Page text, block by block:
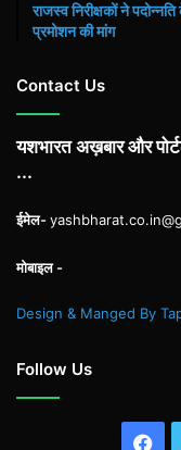
राजस्व निरीक्षकों ने
प्रमोशन की मांग
Contact Us
यशभारत अख़बार और
...
ईमेल-
मोबाइल -
Design & Manged By
Follow Us